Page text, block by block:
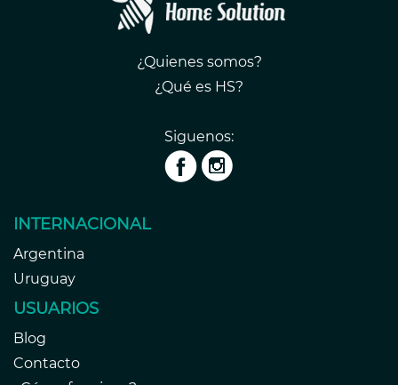
¿Quienes somos?
¿Qué es HS?
Siguenos:
INTERNACIONAL
Argentina
Uruguay
USUARIOS
Blog
Contacto